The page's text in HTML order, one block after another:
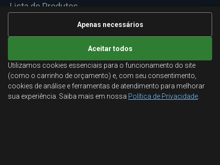
Lista de Produtos
Informações Técnicas
ATENDIMENTO
Orçamentos corporativos, condições para empresas
e suporte especializado.
Apenas necessários
Aceitar todos
Utilizamos cookies essenciais para o funcionamento do site
(como o carrinho de orçamento) e, com seu consentimento,
cookies de análise e ferramentas de atendimento para melhorar
sua experiência. Saiba mais em nossa Política de Privacidade